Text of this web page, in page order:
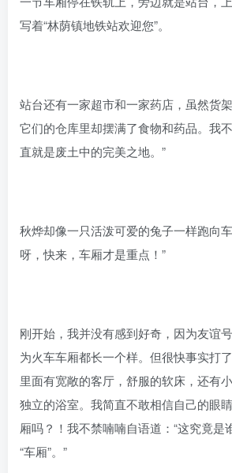
写着“林荫镇地铁站欢迎您”。
站台还有一家超市和一家药店，虽然货
它们的仓库里却摆满了食物和药品。我
直就是废土中的完美之地。”
秋烨却像一只活泼可爱的兔子一样跑向
呀，快来，车厢才是重点！”
刚开始，我并没有感到好奇，因为友谊
为火车车厢都长一个样。但很快事实打
里面有宽敞的客厅，舒服的软床，还
独立的浴室。我简直不敢相信自己的眼
厢吗？！我不禁喃喃自语道：“这究竟是
“车厢”。”